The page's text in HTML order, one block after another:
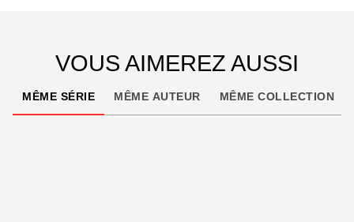
VOUS AIMEREZ AUSSI
MÊME SÉRIE MÊME AUTEUR MÊME COLLECTION